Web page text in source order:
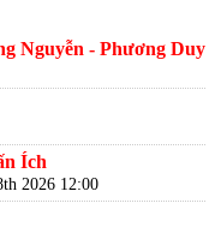
Nguyễn - Phương Duy
Ích
2026 12:00